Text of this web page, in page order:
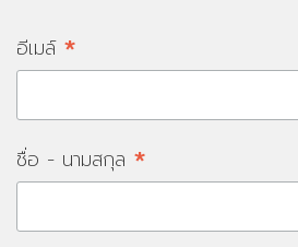
อีเมล์ *
ชื่อ - นามสกุล *